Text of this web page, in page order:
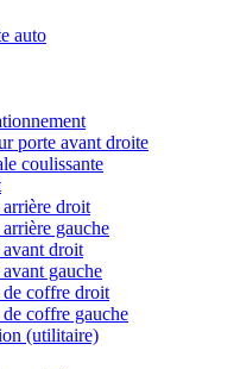
auto
porte avant droite
coulissante
droit
gauche
droit
gauche
de coffre droit
coffre gauche
(utilitaire)